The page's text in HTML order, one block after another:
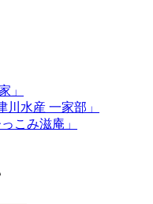
」
水産 一家部」
こみ滋庵」